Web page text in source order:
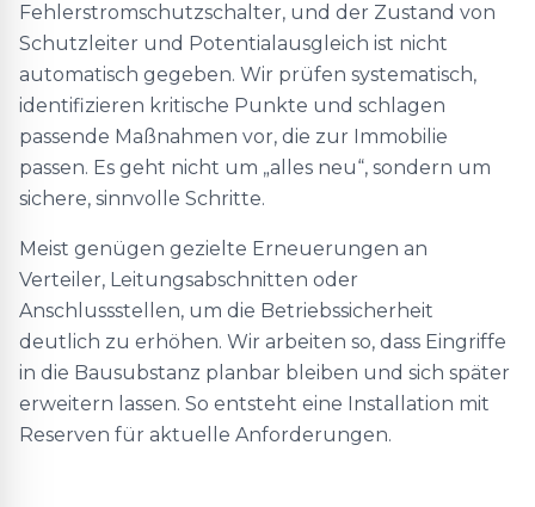
Fehlerstromschutzschalter, und der Zustand von
Schutzleiter und Potentialausgleich ist nicht
automatisch gegeben. Wir prüfen systematisch,
identifizieren kritische Punkte und schlagen
passende Maßnahmen vor, die zur Immobilie
passen. Es geht nicht um „alles neu“, sondern um
sichere, sinnvolle Schritte.
Meist genügen gezielte Erneuerungen an
Verteiler, Leitungsabschnitten oder
Anschlussstellen, um die Betriebssicherheit
deutlich zu erhöhen. Wir arbeiten so, dass Eingriffe
in die Bausubstanz planbar bleiben und sich später
erweitern lassen. So entsteht eine Installation mit
Reserven für aktuelle Anforderungen.